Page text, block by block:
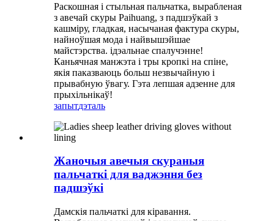
Раскошная і стыльная пальчатка, вырабленая
з авечай скуры Paihuang, з падшэўкай з
кашміру, гладкая, насычаная фактура скуры,
найноўшая мода і найвышэйшае
майстэрства. ідэальнае спалучэнне!
Каньячная манжэта і тры кропкі на спіне,
якія паказваюць больш незвычайную і
прывабную ўвагу. Гэта лепшая адзенне для
прыхільнікаў!
запытдэталь
Жаночыя авечыя скураныя
пальчаткі для ваджэння без
падшэўкі
Дамскія пальчаткі для кіравання.